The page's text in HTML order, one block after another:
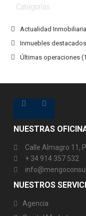
Categorías
Actualidad Inmobiliaria
Inmuebles destacados
Últimas operaciones
NUESTRAS
Calle Almagro 11,
+ 34 914 357 532
NUESTROS
Agencia